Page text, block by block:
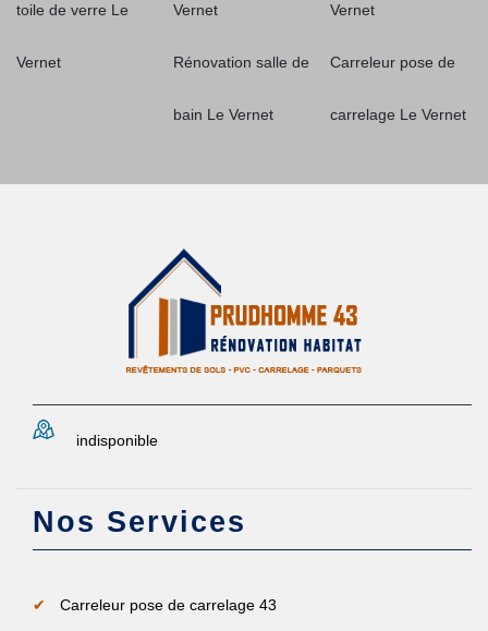
toile de verre Le
Vernet
Vernet
Rénovation salle de
bain Le Vernet
Vernet
Carreleur pose de
carrelage Le Vernet
indisponible
Nos Services
Carreleur pose de carrelage 43